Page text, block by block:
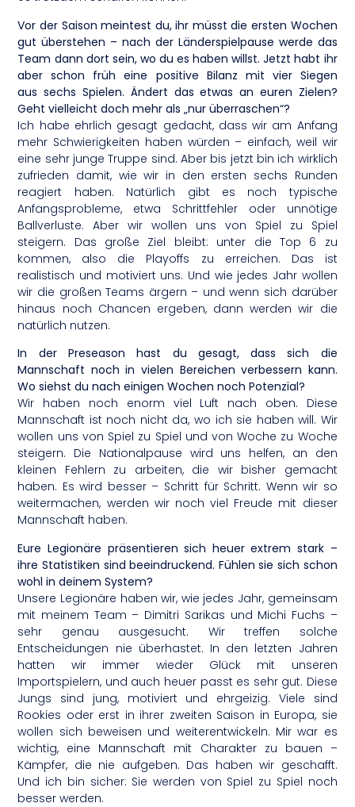
Vor der Saison meintest du, ihr müsst die ersten Wochen
gut überstehen – nach der Länderspielpause werde das
Team dann dort sein, wo du es haben willst. Jetzt habt ihr
aber schon früh eine positive Bilanz mit vier Siegen
aus sechs Spielen. Ändert das etwas an euren Zielen?
Geht vielleicht doch mehr als „nur überraschen“?
Ich habe ehrlich gesagt gedacht, dass wir am Anfang
mehr Schwierigkeiten haben würden – einfach, weil wir
eine sehr junge Truppe sind. Aber bis jetzt bin ich wirklich
zufrieden damit, wie wir in den ersten sechs Runden
reagiert haben. Natürlich gibt es noch typische
Anfangsprobleme, etwa Schrittfehler oder unnötige
Ballverluste. Aber wir wollen uns von Spiel zu Spiel
steigern. Das große Ziel bleibt: unter die Top 6 zu
kommen, also die Playoffs zu erreichen. Das ist
realistisch und motiviert uns. Und wie jedes Jahr wollen
wir die großen Teams ärgern – und wenn sich darüber
hinaus noch Chancen ergeben, dann werden wir die
natürlich nutzen.
In der Preseason hast du gesagt, dass sich die
Mannschaft noch in vielen Bereichen verbessern kann.
Wo siehst du nach einigen Wochen noch Potenzial?
Wir haben noch enorm viel Luft nach oben. Diese
Mannschaft ist noch nicht da, wo ich sie haben will. Wir
wollen uns von Spiel zu Spiel und von Woche zu Woche
steigern. Die Nationalpause wird uns helfen, an den
kleinen Fehlern zu arbeiten, die wir bisher gemacht
haben. Es wird besser – Schritt für Schritt. Wenn wir so
weitermachen, werden wir noch viel Freude mit dieser
Mannschaft haben.
Eure Legionäre präsentieren sich heuer extrem stark –
ihre Statistiken sind beeindruckend. Fühlen sie sich schon
wohl in deinem System?
Unsere Legionäre haben wir, wie jedes Jahr, gemeinsam
mit meinem Team – Dimitri Sarikas und Michi Fuchs –
sehr genau ausgesucht. Wir treffen solche
Entscheidungen nie überhastet. In den letzten Jahren
hatten wir immer wieder Glück mit unseren
Importspielern, und auch heuer passt es sehr gut. Diese
Jungs sind jung, motiviert und ehrgeizig. Viele sind
Rookies oder erst in ihrer zweiten Saison in Europa, sie
wollen sich beweisen und weiterentwickeln. Mir war es
wichtig, eine Mannschaft mit Charakter zu bauen –
Kämpfer, die nie aufgeben. Das haben wir geschafft.
Und ich bin sicher: Sie werden von Spiel zu Spiel noch
besser werden.